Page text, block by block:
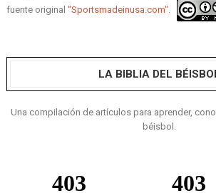
fuente original "Sportsmadeinusa.com".
LA BIBLIA DEL
Una compilación de artículos para aprender,
béisbol.